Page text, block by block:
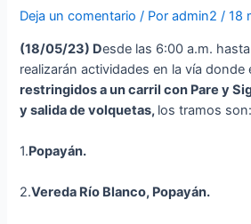
Deja un comentario / Poradmin2 /18
(18/05/23) Desde las 6:00 a.m.
realizarán actividades en la vía donde
restringidos a un carril con Pare y
y salida de volquetas, los tramos son:
1.Popayán.
2.Vereda Río Blanco, Popayán.